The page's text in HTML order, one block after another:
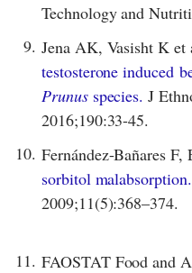
Technology and
9. Jena AK, Vasisht K et
testosterone induced
Prunusspecies. J
2016;190:33-45.
10. Fernández-Bañares
sorbitol malabsorption.
2009;11(5):368–374.
11. FAOSTAT Food and